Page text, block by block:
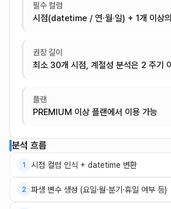
필수 컬럼
시점(datetime / 연·월·일) + 1개 이상
권장 길이
최소 30개 시점, 계절성 분석은 2 주기
플랜
PREMIUM 이상 플랜에서 이용 가능
분석 흐름
1 시점 컬럼 인식 + datetime 변환
2 파생 변수 생성 (요일·월·분기·휴일 여부 등)